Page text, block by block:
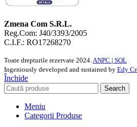
Zmena Com S.R.L.
Reg.Com: J40/3393/2005
C.I.F.: RO17268270
Toate drepturile rezervate 2024.ANPC | SOL
Ingeniously developed and sustained by Edy
Închide
Search
Meniu
Categorii Produse